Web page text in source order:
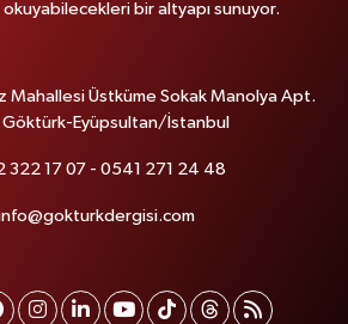
bir altyapı sunuyor.
Mahallesi Üstküme Sokak Manolya Apt.
Göktürk-Eyüpsultan/İstanbul
322 17 07 - 0541 271 24 48